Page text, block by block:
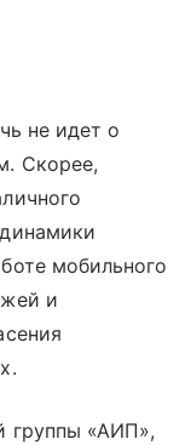
не идет о
Скорее,
мобильного
и
группы «АИП»,